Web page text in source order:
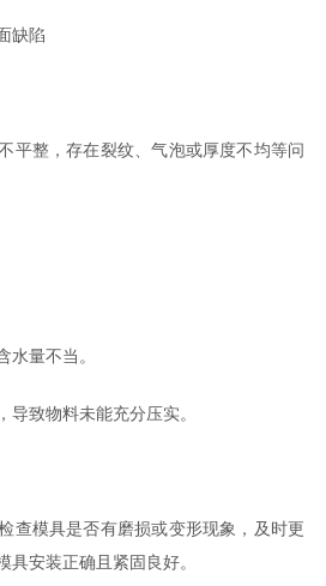
缺陷
整，存在裂纹、气泡或厚度不均等问
量不当。
致物料未能充分压实。
模具是否有磨损或变形现象，及时更
安装正确且紧固良好。